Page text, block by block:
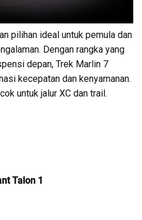
pilihan ideal untuk pemula dan
Dengan rangka yang
depan, Trek Marlin 7
kecepatan dan kenyamanan.
untuk jalur XC dan trail.
Talon 1